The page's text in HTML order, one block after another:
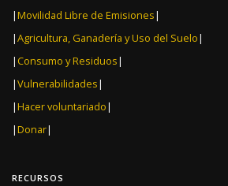
|Movilidad Libre de Emisiones|
|Agricultura, Ganadería y Uso del Suelo|
| Consumo y Residuos|
|Vulnerabilidades|
|Hacer voluntariado|
|Donar|
RECURSOS